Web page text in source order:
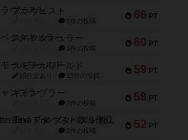
66 PT
ブラヴェスト
1件の投稿
60 PT
スペクタキュラー
1件の投稿
59 PT
スモールワールド
紹介文あり 13件の投稿
58 PT
ギャンブラー
2件の投稿
52 PT
Bitter End ブタペスト救出作戦
1件の投稿